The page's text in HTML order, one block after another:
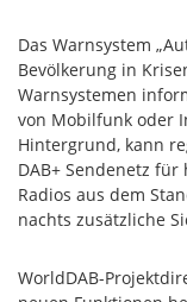
Das Warnsystem
Bevölkerung in
Warnsystemen
von Mobilfunk oder
Hintergrund, kann
DAB+ Sendenetz
Radios aus dem
nachts zusätzliche
WorldDAB-